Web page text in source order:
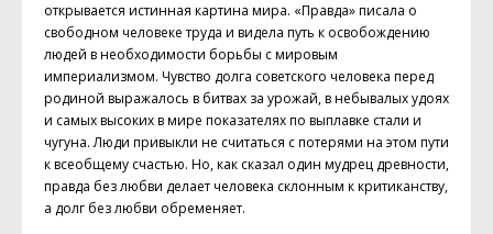
открывается истинная картина мира. «Правда» писала о
свободном человеке труда и видела путь к освобождению
людей в необходимости борьбы с мировым
империализмом. Чувство долга советского человека перед
родиной выражалось в битвах за урожай, в небывалых удоях
и самых высоких в мире показателях по выплавке стали и
чугуна. Люди привыкли не считаться с потерями на этом пути
к всеобщему счастью. Но, как сказал один мудрец древности,
правда без любви делает человека склонным к критиканству,
а долг без любви обременяет.